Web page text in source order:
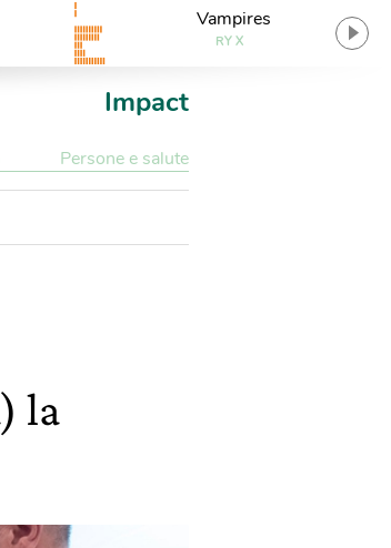
Vampires
RY X
Impact
Persone e salute
la